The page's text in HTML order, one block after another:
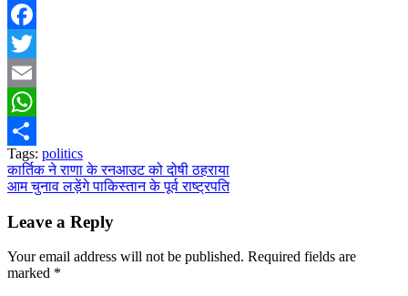
Facebook
Twitter
Email
WhatsApp
Share
Tags: politics
Post
navigation
कार्तिक ने राणा के रनआउट को दोषी ठहराया
आम चुनाव लड़ेंगे पाकिस्तान के पूर्व राष्ट्रपति
Leave a Reply
Your email address will not be published. Required fields are
marked *